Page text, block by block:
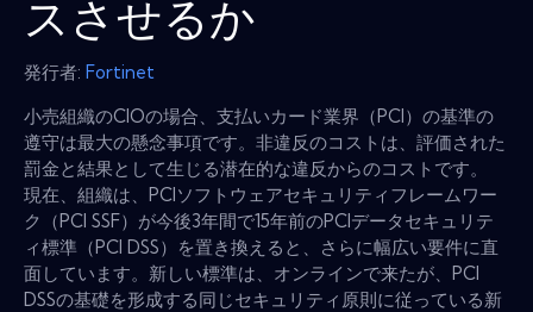
スさせるか
発行者: Fortinet
小売組織のCIOの場合、支払いカード業界（PCI）の基準の
遵守は最大の懸念事項です。非違反のコストは、評価された
罰金と結果として生じる潜在的な違反からのコストです。
現在、組織は、PCIソフトウェアセキュリティフレームワー
ク（PCI SSF）が今後3年間で15年前のPCIデータセキュリテ
ィ標準（PCI DSS）を置き換えると、さらに幅広い要件に直
面しています。新しい標準は、オンラインで来たが、PCI
DSSの基礎を形成する同じセキュリティ原則に従っている新